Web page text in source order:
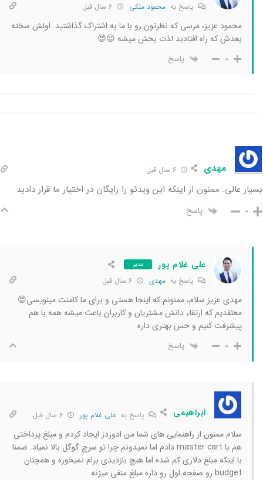
پاسخ به محمود ملکی
محمود عزیز، مرسی که نظرتون رو با ما به اشتراک گذاشتید. اولش سخته
بعدش که راه افتادبد لذت بخش میشه 😉😍
0 پاسخ
مهدی
بسیار عالی. ممنون از اینکه این ویدئو را رایگان در اختیار ما قرار دادید
0 پاسخ
علی غلام پور مدیر
پاسخ به مهدی
مهدی عزیز سلام، ممنونم که اینجا هستی و برای ما کامنت مینویسی😍 .
معتقدیم که ارتقاء دانش مشتریان و کاربران باعث میشه همه با هم
پیشرفت کنیم و حس بهتری داره
0 پاسخ
ابراهیمی پاسخ به علی غلام پور
سلام ممنون از راهنمایی های شما من ادوردز ایجاد کردم و مبلغ پرداختی
هم با master cart دادم اما نمیدونم چرا تو سرچ گوگل بالا نمیاد. ضمنا
با اینکه مبلغ دلاری کم شده اما هیچ بازدیدی برام نمیخوره و همچنان
budget رو صفحه اول رو داره مبلغ منفی میزنه